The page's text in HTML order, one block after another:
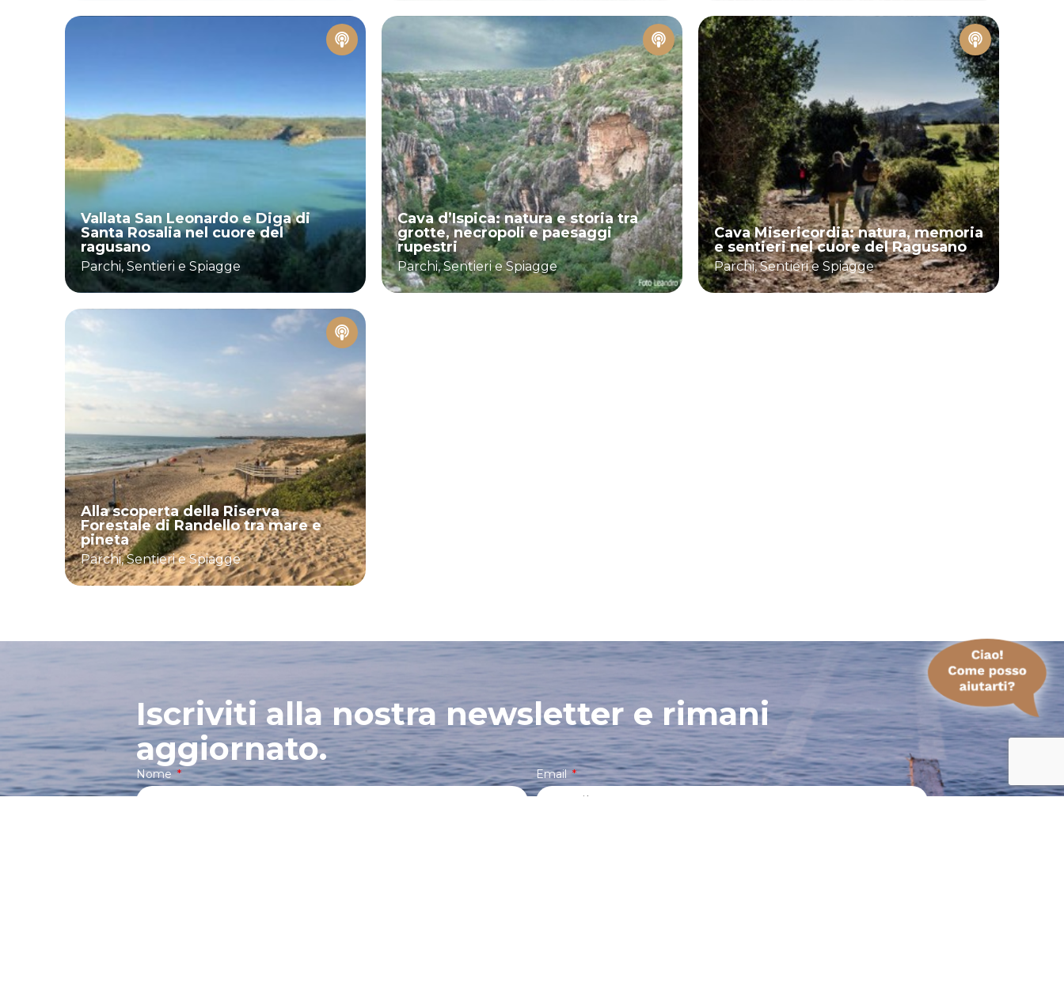
Vallata San Leonardo e Diga di
Santa Rosalia nel cuore del
ragusano
Parchi, Sentieri e Spiagge
Cava d’Ispica: natura e storia tra
grotte, necropoli e paesaggi
rupestri
Parchi, Sentieri e Spiagge
Cava Misericordia: natura, memoria
e sentieri nel cuore del Ragusano
Parchi, Sentieri e Spiagge
Alla scoperta della Riserva
Forestale di Randello tra mare e
pineta
Parchi, Sentieri e Spiagge
Iscriviti alla nostra newsletter e rimani
aggiornato.
Nome Email